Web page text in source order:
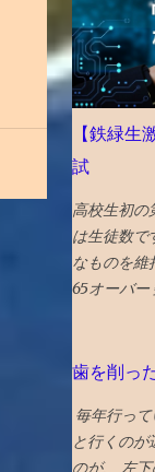
たのは
崎 核の脅
流を踏まえ
り、市中心
り強く立
発 の完成
福砂屋 、
ジャズ喫茶
梅ヶ枝
縄 国際イ
て選出され
と 全文読
年 30位 富
年に行く
口 であり
【鉄緑生
試
高校生初の
は生徒数で
なものを
65オーバ
ないですが
と言えま
のも、好要
歯を削っ
毎年行っ
と行くのが
のが、 左